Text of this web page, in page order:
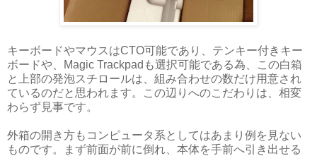
キーボードやマウスはCTO可能であり、テンキー付きキー
ボードや、Magic Trackpadも選択可能である為、この白箱
と上部の発泡スチロールは、組み合わせの数だけ用意され
ているのだと思われます。この辺りへのこだわりは、相変
わらず見事です。
外箱の開き方もコンピュータ系としてはあまり例を見ない
ものです。まず前面が前に倒れ、本体を手前へ引き出せる